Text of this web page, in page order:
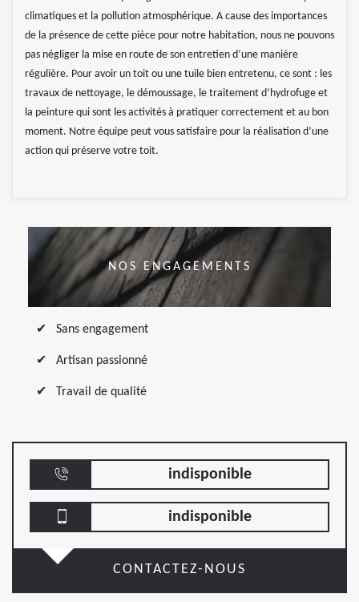
climatiques et la pollution atmosphérique. A cause des importances
de la présence de cette pièce pour notre habitation, nous ne pouvons
pas négliger la mise en route de son entretien d’une manière
régulière. Pour avoir un toit ou une tuile bien entretenu, ce sont : les
travaux de nettoyage, le démoussage, le traitement d’hydrofuge et
la peinture qui sont les activités à pratiquer correctement et au bon
moment. Notre équipe peut vous satisfaire pour la réalisation d’une
action qui préserve votre toit.
NOS ENGAGEMENTS
Sans engagement
Artisan passionné
Travail de qualité
indisponible
indisponible
CONTACTEZ-NOUS